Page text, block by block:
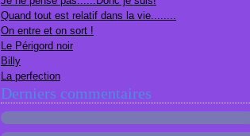
Quand tout est relatif dans la vie........
On entre et on sort !
Le Périgord noir
Billy
La perfection
Derniers commentaires